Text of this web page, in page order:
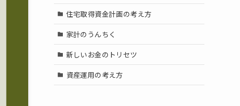
住宅取得資金計画の考え方
家計のうんちく
新しいお金のトリセツ
資産運用の考え方